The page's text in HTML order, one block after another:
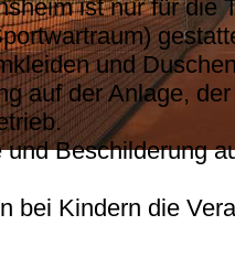
ist nur für die
und
auf der Anlage,
und Beschilderung
bei Kindern die